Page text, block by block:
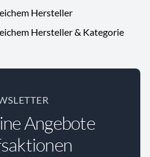
Hersteller
Hersteller & Kategorie
Angebote